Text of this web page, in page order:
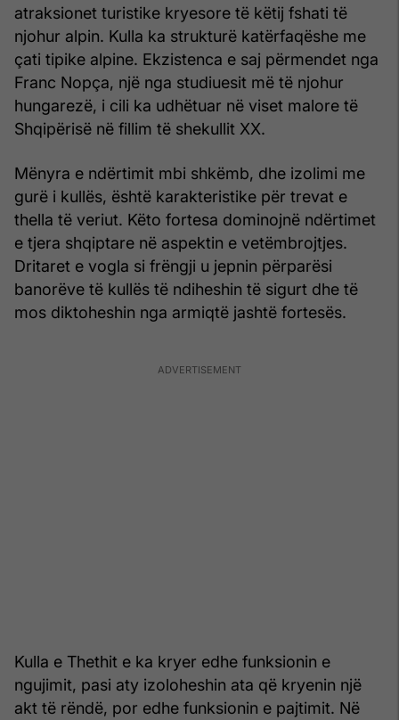
atraksionet turistike kryesore të këtij fshati të
njohur alpin. Kulla ka strukturë katërfaqëshe me
çati tipike alpine. Ekzistenca e saj përmendet nga
Franc Nopça, një nga studiuesit më të njohur
hungarezë, i cili ka udhëtuar në viset malore të
Shqipërisë në fillim të shekullit XX.
Mënyra e ndërtimit mbi shkëmb, dhe izolimi me
gurë i kullës, është karakteristike për trevat e
thella të veriut. Këto fortesa dominojnë ndërtimet
e tjera shqiptare në aspektin e vetëmbrojtjes.
Dritaret e vogla si frëngji u jepnin përparësi
banorëve të kullës të ndiheshin të sigurt dhe të
mos diktoheshin nga armiqtë jashtë fortesës.
Kulla e Thethit e ka kryer edhe funksionin e
ngujimit, pasi aty izoloheshin ata që kryenin një
akt të rëndë, por edhe funksionin e pajtimit. Në